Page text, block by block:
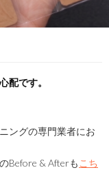
配です。
ングの専門業者にお
Before & Afterも こち